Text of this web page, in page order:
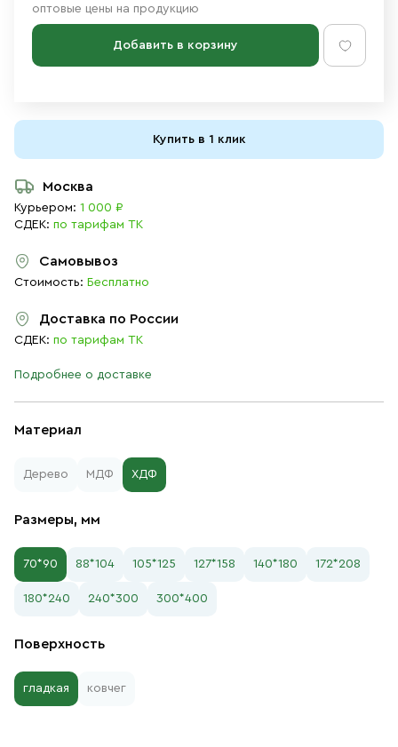
Материал
Дерево МДФ ХДФ
Размеры, мм
70*90 88*104 105*125 127*158 140*180 172*208
180*240 240*300 300*400
Поверхность
гладкая ковчег
оптовые цены на продукцию
Добавить в корзину
Купить в 1 клик
Москва
Курьером: 1 000 ₽
СДЕК: по тарифам ТК
Самовывоз
Стоимость: Бесплатно
Доставка по России
СДЕК: по тарифам ТК
Подробнее о доставке